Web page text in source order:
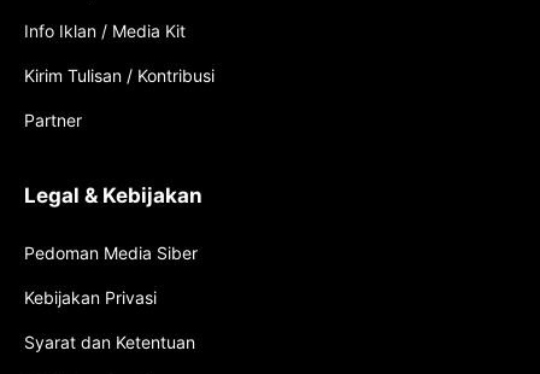
Info Iklan / Media Kit
Kirim Tulisan / Kontribusi
Partner
Legal & Kebijakan
Pedoman Media Siber
Kebijakan Privasi
Syarat dan Ketentuan